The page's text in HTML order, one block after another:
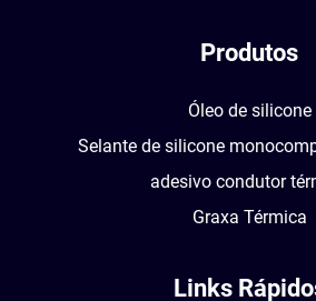
Produtos
Óleo de silicone
Selante de silicone
adesivo condutor
Graxa Térmica
Links